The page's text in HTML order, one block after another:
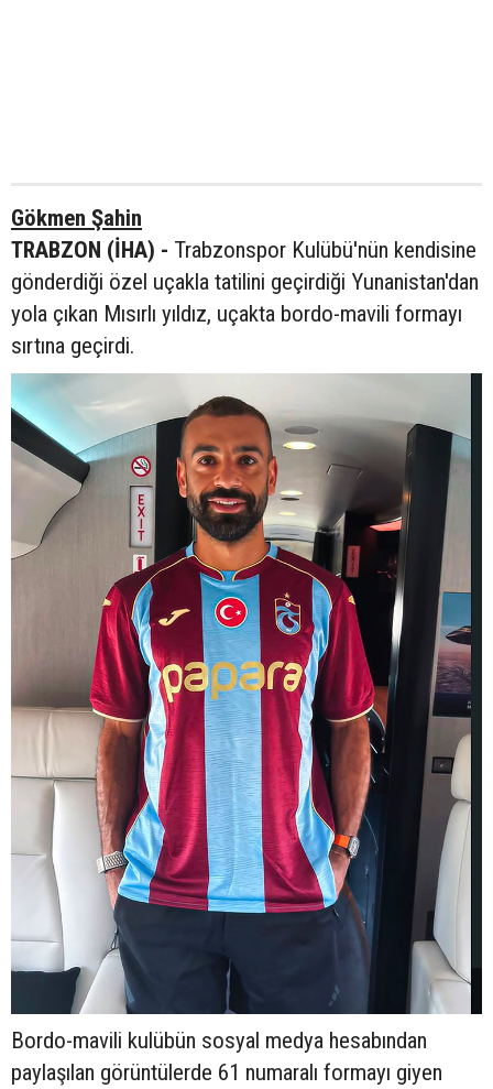
Gökmen Şahin
TRABZON (İHA) - Trabzonspor Kulübü'nün kendisine
gönderdiği özel uçakla tatilini geçirdiği Yunanistan'dan
yola çıkan Mısırlı yıldız, uçakta bordo-mavili formayı
sırtına geçirdi.
Bordo-mavili kulübün sosyal medya hesabından
paylaşılan görüntülerde 61 numaralı formayı giyen